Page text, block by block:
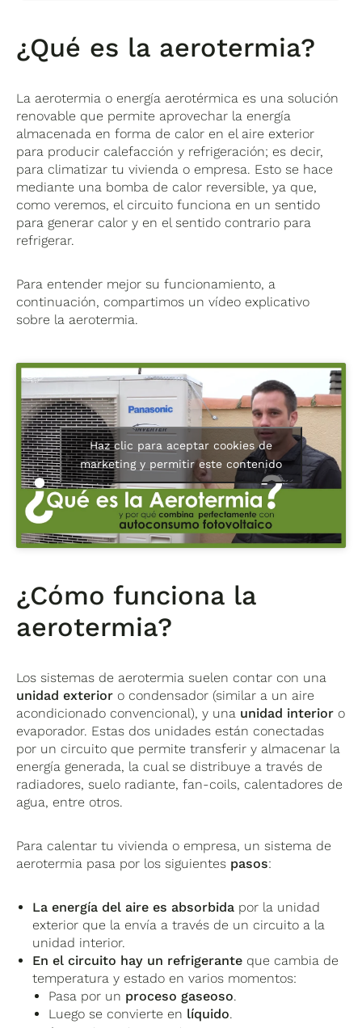
¿Qué es la aerotermia?
La aerotermia o energía aerotérmica es una solución
renovable que permite aprovechar la energía
almacenada en forma de calor en el aire exterior
para producir calefacción y refrigeración; es decir,
para climatizar tu vivienda o empresa. Esto se hace
mediante una bomba de calor reversible, ya que,
como veremos, el circuito funciona en un sentido
para generar calor y en el sentido contrario para
refrigerar.
Para entender mejor su funcionamiento, a
continuación, compartimos un vídeo explicativo
sobre la aerotermia.
Haz clic para aceptar cookies de
marketing y permitir este contenido
¿Cómo funciona la
aerotermia?
Los sistemas de aerotermia suelen contar con una
unidad exterior o condensador (similar a un aire
acondicionado convencional), y una unidad interior o
evaporador. Estas dos unidades están conectadas
por un circuito que permite transferir y almacenar la
energía generada, la cual se distribuye a través de
radiadores, suelo radiante, fan-coils, calentadores de
agua, entre otros.
Para calentar tu vivienda o empresa, un sistema de
aerotermia pasa por los siguientes pasos:
La energía del aire es absorbida por la unidad
exterior que la envía a través de un circuito a la
unidad interior.
En el circuito hay un refrigerante que cambia de
temperatura y estado en varios momentos:
Pasa por un proceso gaseoso.
Luego se convierte en líquido.